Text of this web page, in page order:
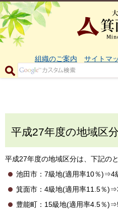
組織のご案内 サイトマ
平成27年度の地域区
平成27年度の地域区分は、下記の
池田市：7級地(適用率10％)⇒4
箕面市：4級地(適用率11.5％
豊能町：15級地(適用率4.5％